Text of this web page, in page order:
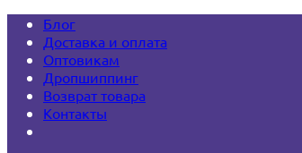
Блог
Доставка и оплата
Оптовикам
Дропшиппинг
Возврат товара
Контакты